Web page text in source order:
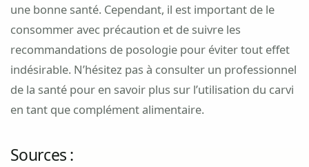
une bonne santé. Cependant, il est important de le
consommer avec précaution et de suivre les
recommandations de posologie pour éviter tout effet
indésirable. N’hésitez pas à consulter un professionnel
de la santé pour en savoir plus sur l’utilisation du carvi
en tant que complément alimentaire.
Sources :